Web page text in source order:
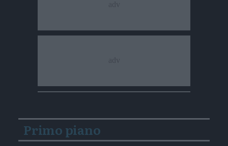
Primo piano